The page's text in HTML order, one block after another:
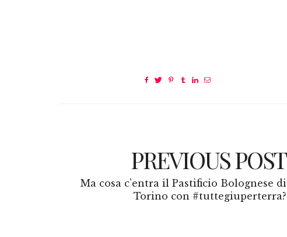
PREVIOUS POST
Ma cosa c’entra il Pastificio Bolognese di
Torino con #tuttegiuperterra?